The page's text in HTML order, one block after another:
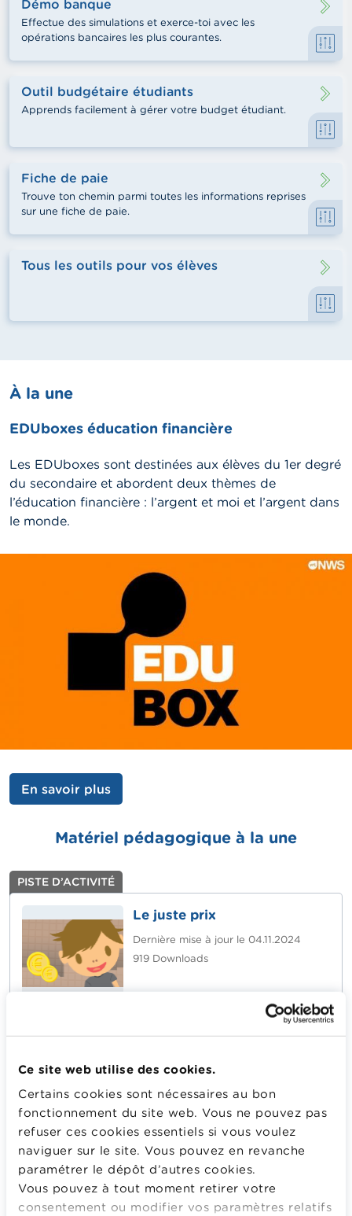
Ce site web utilise des cookies.
Certains cookies sont nécessaires au bon
fonctionnement du site web. Vous ne pouvez pas
refuser ces cookies essentiels si vous voulez
naviguer sur le site. Vous pouvez en revanche
paramétrer le dépôt d’autres cookies.
Vous pouvez à tout moment retirer votre
consentement ou modifier vos paramètres relatifs
Démo banque
Effectue des simulations et exerce-toi avec les
opérations bancaires les plus courantes.
Outil budgétaire étudiants
Apprends facilement à gérer votre budget étudiant.
Fiche de paie
Trouve ton chemin parmi toutes les informations reprises
sur une fiche de paie.
Tous les outils pour vos élèves
À la une
EDUboxes éducation financière
Les EDUboxes sont destinées aux élèves du 1er degré
du secondaire et abordent deux thèmes de
l’éducation financière : l’argent et moi et l’argent dans
le monde.
En savoir plus
Matériel pédagogique à la une
PISTE D’ACTIVITÉ
Le juste prix
Dernière mise à jour le 04.11.2024
919 Downloads
Payer le juste prix en utilisant les pieces et les billets
nécessaires.
Plus d'information
CETTE PISTE D’ACTIVITÉ, CONNECTEZ-VOUS OU
CRÉEZ VOTRE COMPTE.
Vous connecter C'est gratuit !
Pas encore enregistré ? Créer votre compte